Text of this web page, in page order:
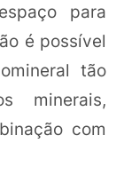
para
é possível
tão
minerais,
com